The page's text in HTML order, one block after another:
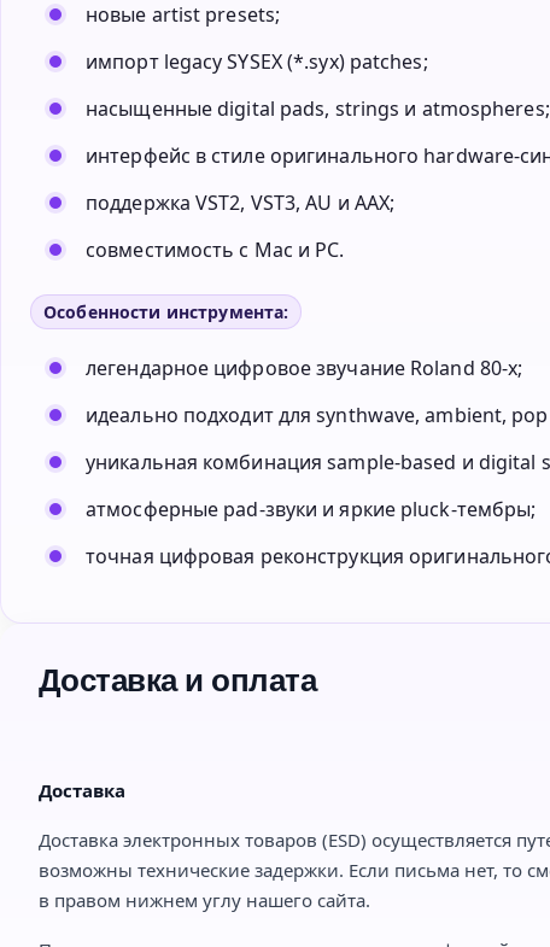
новые artist presets;
импорт legacy SYSEX (*.syx) patches;
насыщенные digital pads, strings и atmospheres;
интерфейс в стиле оригинального hardware-
поддержка VST2, VST3, AU и AAX;
совместимость с Mac и PC.
Особенности инструмента:
легендарное цифровое звучание Roland 80-х;
идеально подходит для synthwave, ambient,
уникальная комбинация sample-based и digital
атмосферные pad-звуки и яркие pluck-тембры;
точная цифровая реконструкция
Доставка и оплата
Доставка
Доставка электронных товаров (ESD) осуществляется
возможны технические задержки. Если письма нет, то
в правом нижнем углу нашего сайта.